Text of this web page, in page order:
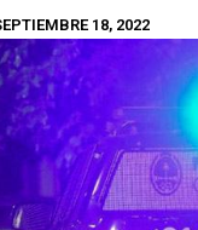
18, 2022